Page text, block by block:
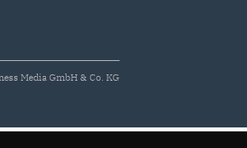
Media GmbH & Co. KG